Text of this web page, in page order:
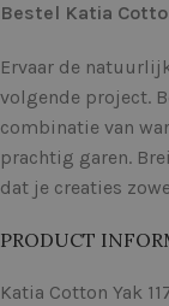
Bestel Katia
Ervaar de
volgende project.
combinatie van
prachtig garen.
dat je creaties
PRODUCT
Katia Cotton Yak